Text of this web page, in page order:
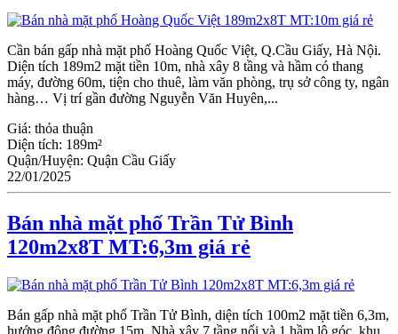
Cần bán gấp nhà mặt phố Hoàng Quốc Việt, Q.Cầu Giấy, Hà Nội.
Diện tích 189m2 mặt tiền 10m, nhà xây 8 tầng và hầm có thang
máy, đường 60m, tiện cho thuê, làm văn phòng, trụ sở công ty, ngân
hàng… Vị trí gần đường Nguyễn Văn Huyên,...
Giá: thỏa thuận
Diện tích: 189m²
Quận/Huyện: Quận Cầu Giấy
22/01/2025
Bán nhà mặt phố Trần Tử Bình
120m2x8T MT:6,3m giá rẻ
Bán gấp nhà mặt phố Trần Tử Bình, diện tích 100m2 mặt tiền 6,3m,
hướng đông đường 15m. Nhà xây 7 tầng nổi và 1 hầm lô góc, khu